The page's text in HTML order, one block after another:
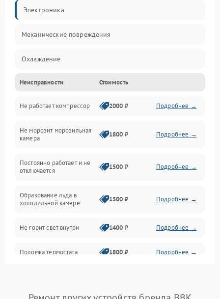
Электроника
Механические повреждения
Охлаждение
Механика
Электропитание
Дренаж
Неисправности Стоимость
Не работает компрессор 2000 ₽ Подробнее →
Не морозит морозильная
камера
1800 ₽ Подробнее →
Постоянно работает и не
отключается
1500 ₽ Подробнее →
Образование льда в
холодильной камере
1500 ₽ Подробнее →
Не горит свет внутри 1400 ₽ Подробнее →
Поломка термостата 1800 ₽ Подробнее →